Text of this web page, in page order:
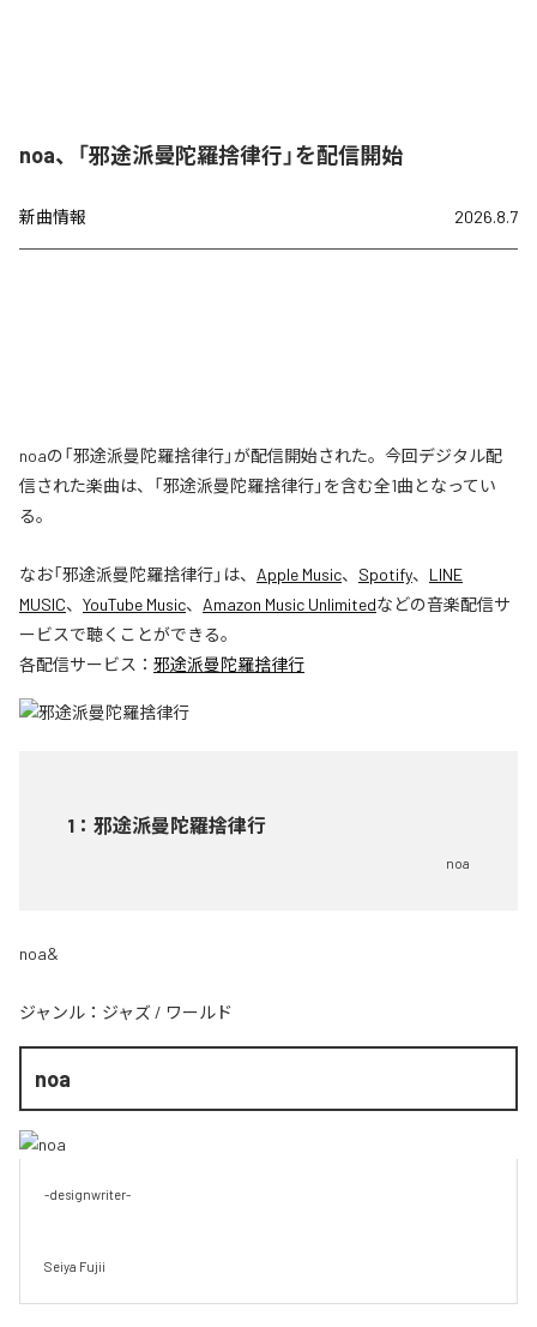
noa、「邪途派曼陀羅捨律行」を配信開始
新曲情報 2026.8.7
noaの「邪途派曼陀羅捨律行」が配信開始された。今回デジタル配
信された楽曲は、「邪途派曼陀羅捨律行」を含む全1曲となってい
る。
なお「邪途派曼陀羅捨律行」は、 Apple Music、 Spotify、 LINE
MUSIC、 YouTube Music、 Amazon Music Unlimitedなどの音楽配信サ
ービスで聴くことができる。
各配信サービス： 邪途派曼陀羅捨律行
1 ： 邪途派曼陀羅捨律行
noa
noa&
ジャンル： ジャズ / ワールド
noa
-designwriter-
Seiya Fujii